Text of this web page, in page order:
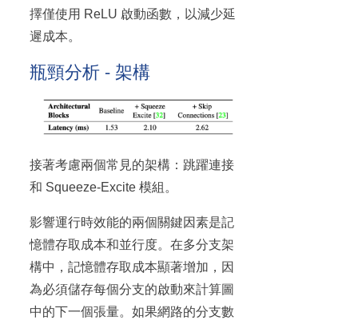
擇僅使用 ReLU 啟動函數，以減少延
遲成本。
瓶頸分析 - 架構
接著考慮兩個常見的架構：跳躍連接
和 Squeeze-Excite 模組。
影響運行時效能的兩個關鍵因素是記
憶體存取成本和並行度。在多分支架
構中，記憶體存取成本顯著增加，因
為必須儲存每個分支的啟動來計算圖
中的下一個張量。如果網路的分支數